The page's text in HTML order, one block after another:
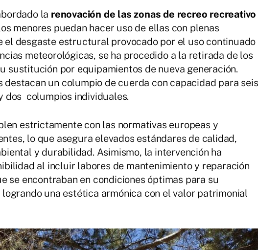
la renovación de las zonas de recreo recreativo
menores puedan hacer uso de ellas con plenas
el desgaste estructural provocado por el uso continuado
meteorológicas, se ha procedido a la retirada de los
sustitución por equipamientos de nueva generación.
un columpio de cuerda con capacidad para seis
dos columpios individuales.
estrictamente con las normativas europeas y
lo que asegura elevados estándares de calidad,
y durabilidad. Asimismo, la intervención ha
al incluir labores de mantenimiento y reparación
se encontraban en condiciones óptimas para su
una estética armónica con el valor patrimonial